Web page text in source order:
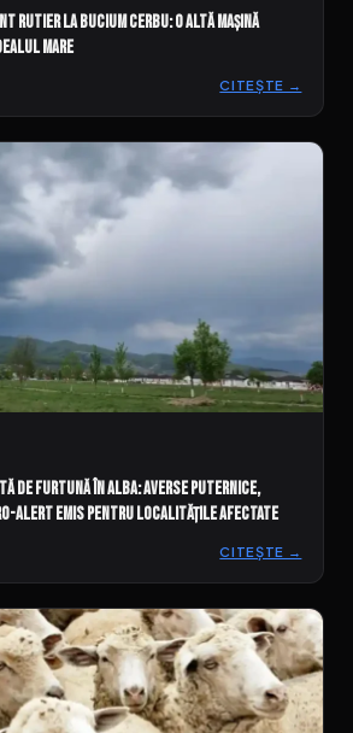
rutier la Bucium Cerbu: O altă mașină
Mare
CITEȘTE →
de furtună în Alba: Averse puternice,
ALERT emis pentru localitățile afectate
CITEȘTE →